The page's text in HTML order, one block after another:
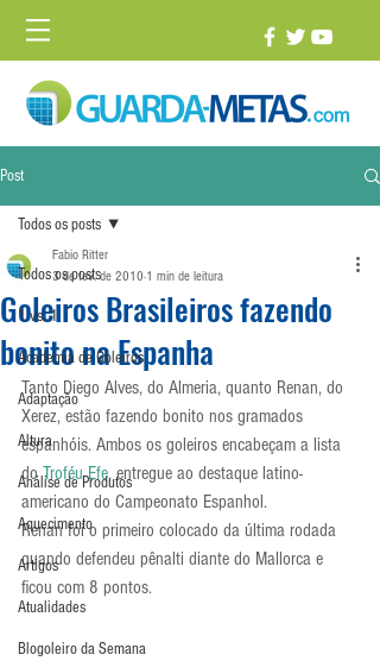
Post
Todos os posts
1 vs. 1
Academia de Goleiros
Adaptação
Altura
Análise de Produtos
Aquecimento
Artigos
Atualidades
Blogoleiro da Semana
Todos os posts
Goleiros Brasileiros fazendo
bonito na Espanha
Fabio Ritter
3 de fev. de 2010 1 min de leitura
Tanto Diego Alves, do Almeria, quanto Renan, do
Xerez, estão fazendo bonito nos gramados
espanhóis. Ambos os goleiros encabeçam a lista
do Troféu Efe, entregue ao destaque latino-
americano do Campeonato Espanhol.
Renan foi o primeiro colocado da última rodada
quando defendeu pênalti diante do Mallorca e
ficou com 8 pontos.